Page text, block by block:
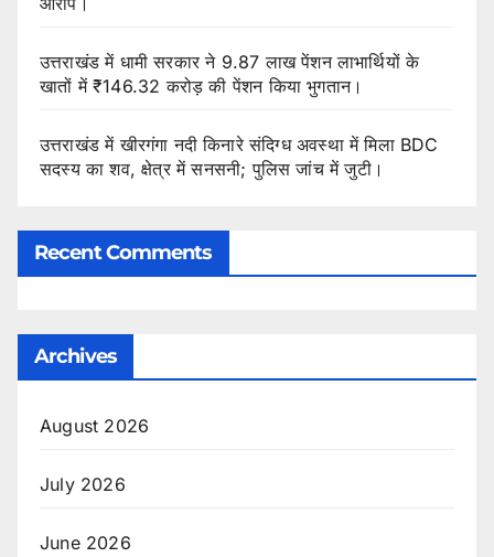
उत्तराखंड में धामी सरकार ने 9.87 लाख पेंशन लाभार्थियों के
खातों में ₹146.32 करोड़ की पेंशन किया भुगतान।
उत्तराखंड में खीरगंगा नदी किनारे संदिग्ध अवस्था में मिला BDC
सदस्य का शव, क्षेत्र में सनसनी; पुलिस जांच में जुटी।
Recent Comments
Archives
August 2026
July 2026
June 2026